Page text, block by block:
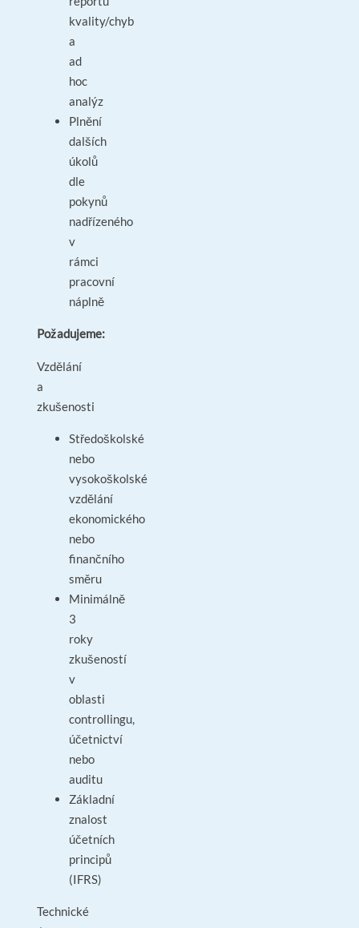
kvality/chyb
a
ad
hoc
analýz
Plnění
dalších
úkolů
dle
pokynů
nadřízeného
v
rámci
pracovní
náplně
Požadujeme:
Vzdělání
a
zkušenosti
Středoškolské
nebo
vysokoškolské
vzdělání
ekonomického
nebo
finančního
směru
Minimálně
3
roky
zkušeností
v
oblasti
controllingu,
účetnictví
nebo
auditu
Základní
znalost
účetních
principů
(IFRS)
Technické